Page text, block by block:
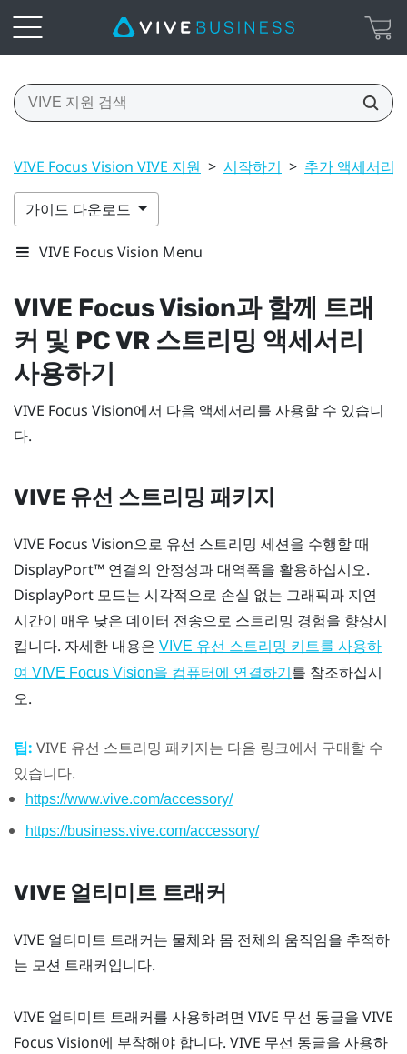
VIVE Focus Vision VIVE 지원 > 시작하기 > 추가 액세서리
가이드 다운로드
VIVE Focus Vision Menu
VIVE Focus Vision과 함께 트래
커 및 PC VR 스트리밍 액세서리
사용하기
VIVE Focus Vision에서 다음 액세서리를 사용할 수 있습니
다.
VIVE 유선 스트리밍 패키지
VIVE Focus Vision으로 유선 스트리밍 세션을 수행할 때
DisplayPort™ 연결의 안정성과 대역폭을 활용하십시오.
DisplayPort 모드는 시각적으로 손실 없는 그래픽과 지연
시간이 매우 낮은 데이터 전송으로 스트리밍 경험을 향상시
킵니다. 자세한 내용은 VIVE 유선 스트리밍 키트를 사용하
여 VIVE Focus Vision을 컴퓨터에 연결하기 를 참조하십시
오.
팁: VIVE 유선 스트리밍 패키지는 다음 링크에서 구매할 수
있습니다.
https://www.vive.com/accessory/
https://business.vive.com/accessory/
VIVE 얼티미트 트래커
VIVE 얼티미트 트래커는 물체와 몸 전체의 움직임을 추적하
는 모션 트래커입니다.
VIVE 얼티미트 트래커를 사용하려면 VIVE 무선 동글을 VIVE
Focus Vision에 부착해야 합니다. VIVE 무선 동글을 사용하